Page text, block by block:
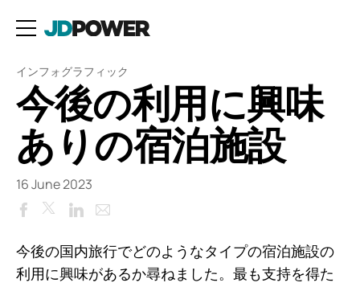
インフォグラフィック
今後の利用に興味
ありの宿泊施設
16 June 2023
Facebook
TwitterLinkedIn
今後の国内旅行でどのようなタイプの宿泊施設の
利用に興味があるか尋ねました。最も支持を得た